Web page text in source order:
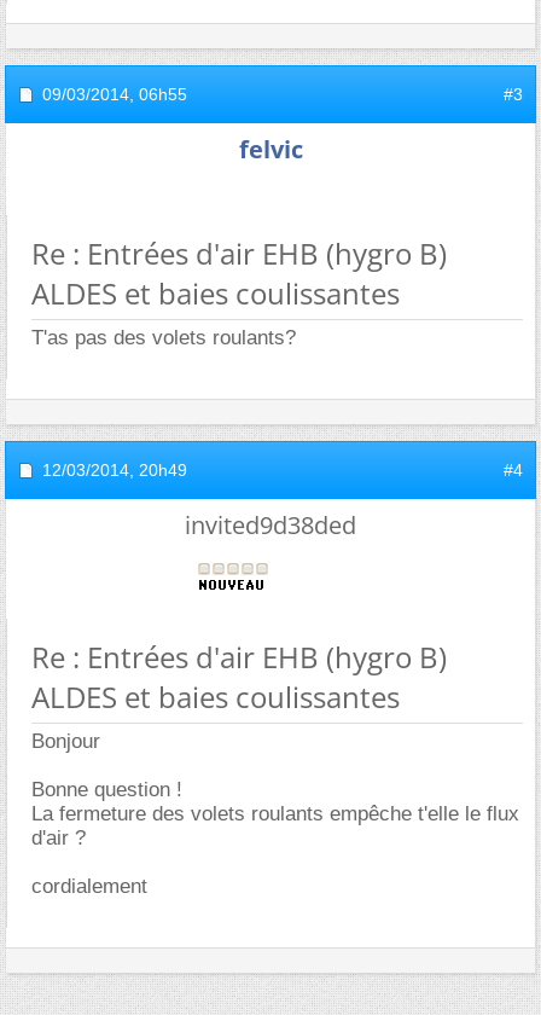
09/03/2014, 06h55 #3
felvic
Re : Entrées d'air EHB (hygro B)
ALDES et baies coulissantes
T'as pas des volets roulants?
12/03/2014, 20h49 #4
invited9d38ded
Re : Entrées d'air EHB (hygro B)
ALDES et baies coulissantes
Bonjour
Bonne question !
La fermeture des volets roulants empêche t'elle le flux
d'air ?
cordialement